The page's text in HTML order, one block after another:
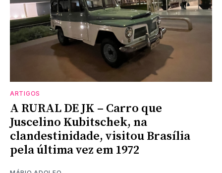
ARTIGOS
A RURAL DE JK – Carro que
Juscelino Kubitschek, na
clandestinidade, visitou Brasília
pela última vez em 1972